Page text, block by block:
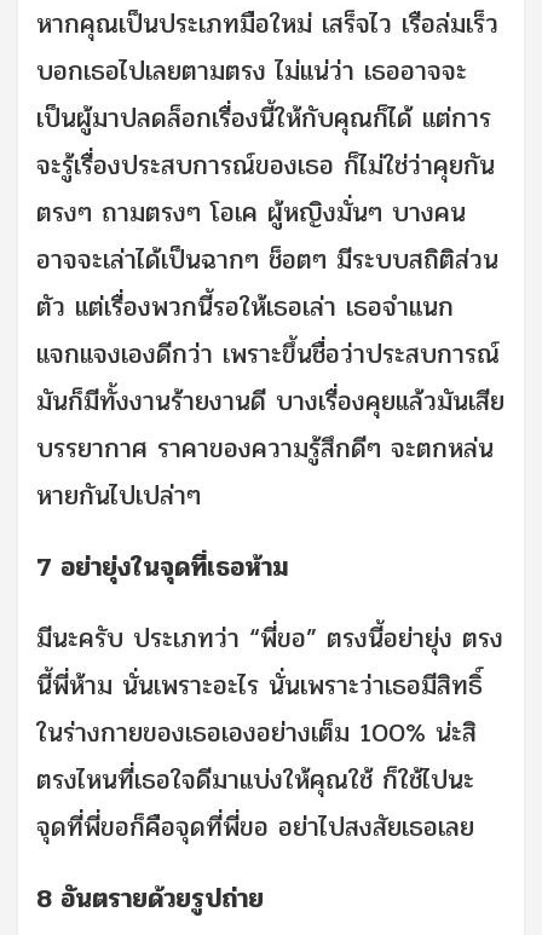
หากคุณเป็นประเภทมือใหม่ เสร็จไว เรือล่มเร็ว
บอกเธอไปเลยตามตรง ไม่แน่ว่า เธออาจจะ
เป็นผู้มาปลดล็อกเรื่องนี้ให้กับคุณก็ได้ แต่การ
จะรู้เรื่องประสบการณ์ของเธอ ก็ไม่ใช่ว่าคุยกัน
ตรงๆ ถามตรงๆ โอเค ผู้หญิงมั่นๆ บางคน
อาจจะเล่าได้เป็นฉากๆ ช็อตๆ มีระบบสถิติส่วน
ตัว แต่เรื่องพวกนี้รอให้เธอเล่า เธอจำแนก
แจกแจงเองดีกว่า เพราะขึ้นชื่อว่าประสบการณ์
มันก็มีทั้งงานร้ายงานดี บางเรื่องคุยแล้วมันเสีย
บรรยากาศ ราคาของความรู้สึกดีๆ จะตกหล่น
หายกันไปเปล่าๆ
7 อย่ายุ่งในจุดที่เธอห้าม
มีนะครับ ประเภทว่า “พี่ขอ” ตรงนี้อย่ายุ่ง ตรง
นี้พี่ห้าม นั่นเพราะอะไร นั่นเพราะว่าเธอมีสิทธิ์
ในร่างกายของเธอเองอย่างเต็ม 100% น่ะสิ
ตรงไหนที่เธอใจดีมาแบ่งให้คุณใช้ ก็ใช้ไปนะ
จุดที่พี่ขอก็คือจุดที่พี่ขอ อย่าไปสงสัยเธอเลย
8 อันตรายด้วยรูปถ่าย